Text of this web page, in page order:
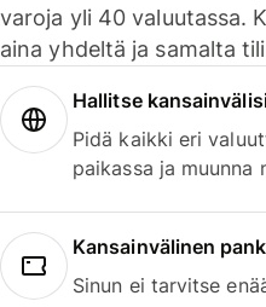
varoja yli 40 valuutassa.
aina yhdeltä ja samalta
Hallitse
Pidä kaikki eri
paikassa ja muunna
Kansainvälinen
Sinun ei tarvitse